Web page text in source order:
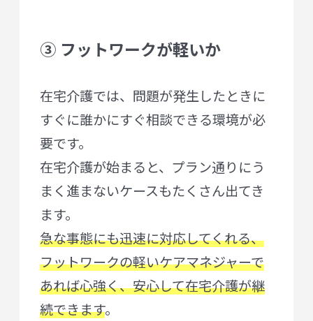
③ フットワークが軽いか
在宅介護では、問題が発生したときに
すぐに誰かにすぐ相談できる環境が必
要です。
在宅介護が始まると、プラン通りにう
まく進まないケースもたくさん出てき
ます。
急な事態にも迅速に対応してくれる、
フットワークの軽いケアマネジャーで
あれば心強く、安心して在宅介護が継
続できます。